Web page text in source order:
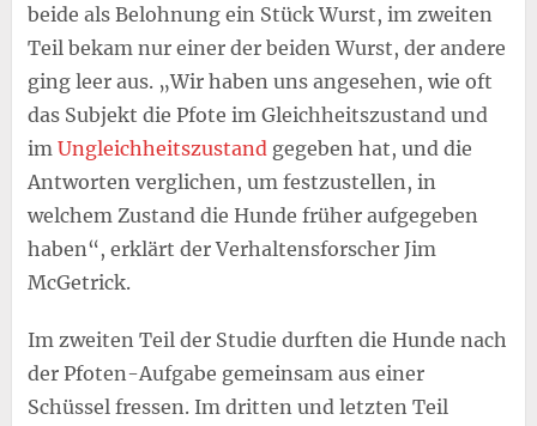
beide als Belohnung ein Stück Wurst, im zweiten
Teil bekam nur einer der beiden Wurst, der andere
ging leer aus. „Wir haben uns angesehen, wie oft
das Subjekt die Pfote im Gleichheitszustand und
im Ungleichheitszustand gegeben hat, und die
Antworten verglichen, um festzustellen, in
welchem Zustand die Hunde früher aufgegeben
haben“, erklärt der Verhaltensforscher Jim
McGetrick.
Im zweiten Teil der Studie durften die Hunde nach
der Pfoten-Aufgabe gemeinsam aus einer
Schüssel fressen. Im dritten und letzten Teil